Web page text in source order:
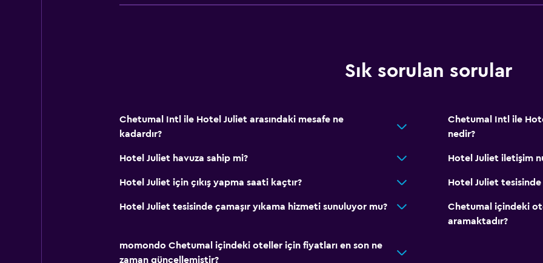
Sık sorulan sorular
Chetumal Intl ile Hotel Juliet arasındaki mesafe ne
kadardır?
Chetumal Intl ile
nedir?
Hotel Juliet havuza sahip mi? Hotel Juliet iletişim
Hotel Juliet için çıkış yapma saati kaçtır? Hotel Juliet tesisinde
Hotel Juliet tesisinde çamaşır yıkama hizmeti sunuluyor mu?
Chetumal içindeki
aramaktadır?
momondo Chetumal içindeki oteller için fiyatları en son ne
zaman güncellemiştir?